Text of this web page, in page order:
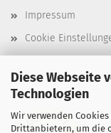
Diese Webseite
Technologien
Wir verwenden
Drittanbietern, um die
Impressum
Cookie